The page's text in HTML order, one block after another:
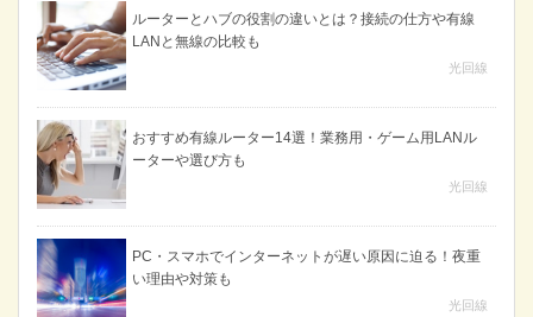
ルーターとハブの役割の違いとは？接続の仕方や有線
LANと無線の比較も
光回線
おすすめ有線ルーター14選！業務用・ゲーム用LANル
ーターや選び方も
光回線
PC・スマホでインターネットが遅い原因に迫る！夜重
い理由や対策も
光回線